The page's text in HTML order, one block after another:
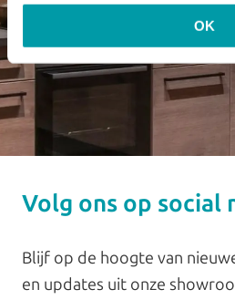
OK
Volg ons op social
Blijf op de hoogte van
en updates uit onze